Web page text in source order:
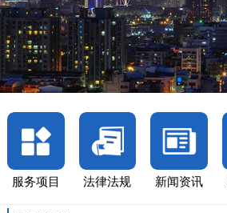
服务项目 法律法规 新闻资讯